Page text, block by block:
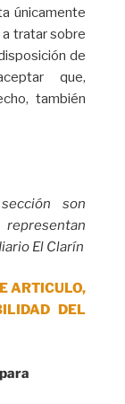
únicamente
tratar sobre
de
que,
también
son
El Clarín
ARTICULO,
DEL